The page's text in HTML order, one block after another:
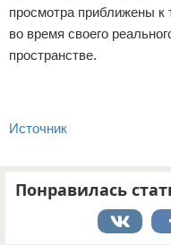
просмотра приближены к
во время своего
пространстве.
Источник
Понравилась